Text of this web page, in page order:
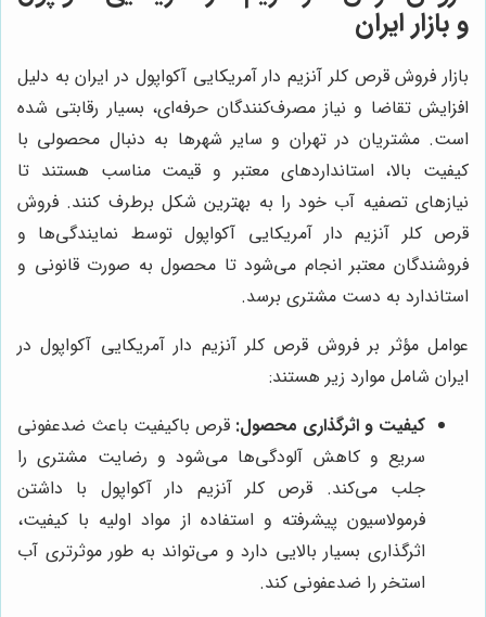
و بازار ایران
بازار فروش قرص کلر آنزیم دار آمریکایی آکواپول در ایران به دلیل
افزایش تقاضا و نیاز مصرف‌کنندگان حرفه‌ای، بسیار رقابتی شده
است. مشتریان در تهران و سایر شهرها به دنبال محصولی با
کیفیت بالا، استانداردهای معتبر و قیمت مناسب هستند تا
نیازهای تصفیه آب خود را به بهترین شکل برطرف کنند. فروش
قرص کلر آنزیم دار آمریکایی آکواپول توسط نمایندگی‌ها و
فروشندگان معتبر انجام می‌شود تا محصول به صورت قانونی و
استاندارد به دست مشتری برسد.
عوامل مؤثر بر فروش قرص کلر آنزیم دار آمریکایی آکواپول در
ایران شامل موارد زیر هستند:
کیفیت و اثرگذاری محصول: قرص باکیفیت باعث ضدعفونی
سریع و کاهش آلودگی‌ها می‌شود و رضایت مشتری را
جلب می‌کند. قرص کلر آنزیم دار آکواپول با داشتن
فرمولاسیون پیشرفته و استفاده از مواد اولیه با کیفیت،
اثرگذاری بسیار بالایی دارد و می‌تواند به طور موثرتری آب
استخر را ضدعفونی کند.